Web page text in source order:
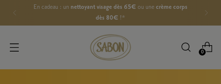
En cadeau : un nettoyant visage dès 65€ ou unecrème corps
dès 80€ !*
0